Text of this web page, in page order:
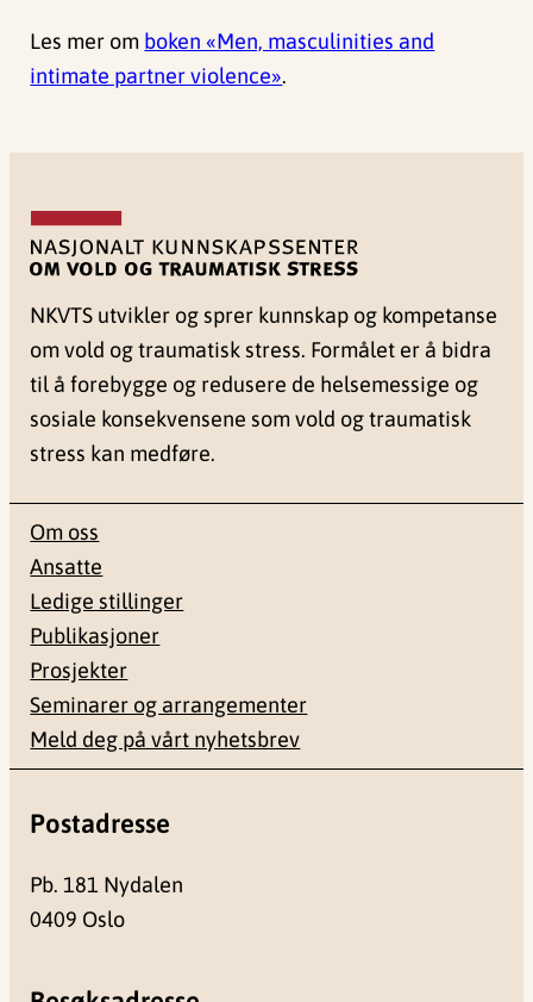
Les mer om boken «Men, masculinities and
intimate partner violence».
NKVTS utvikler og sprer kunnskap og kompetanse
om vold og traumatisk stress. Formålet er å bidra
til å forebygge og redusere de helsemessige og
sosiale konsekvensene som vold og traumatisk
stress kan medføre.
Om oss
Ansatte
Ledige stillinger
Publikasjoner
Prosjekter
Seminarer og arrangementer
Meld deg på vårt nyhetsbrev
Postadresse
Pb. 181 Nydalen
0409 Oslo